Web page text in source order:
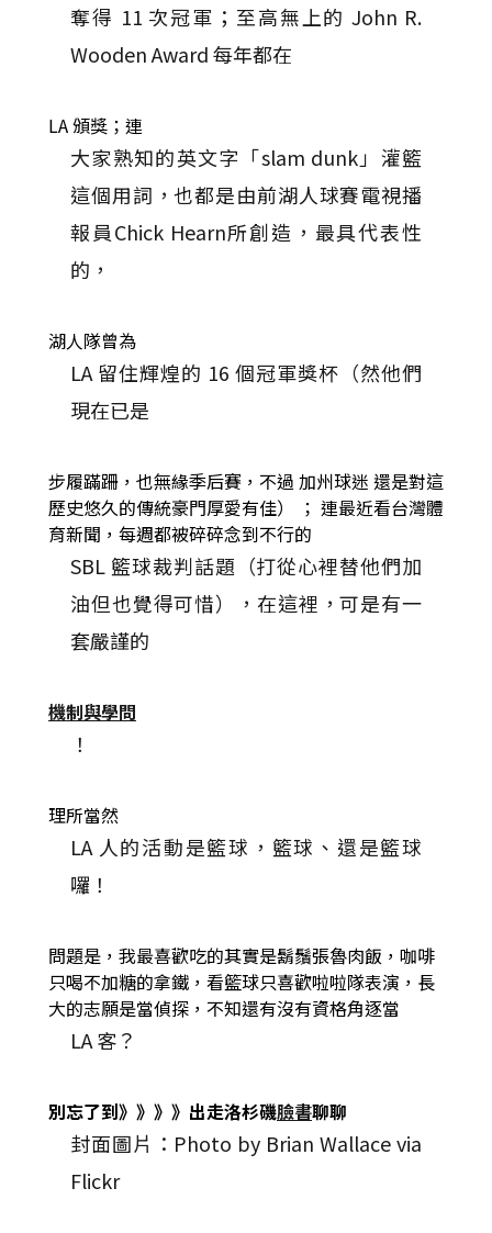
奪得 11 次冠軍；至高無上的 John R.
Wooden Award 每年都在
LA 頒獎；連
大家熟知的英文字「slam dunk」灌籃
這個用詞，也都是由前湖人球賽電視播
報員Chick Hearn所創造，最具代表性
的，
湖人隊曾為
LA 留住輝煌的 16 個冠軍獎杯（然他們
現在已是
步履蹣跚，也無緣季后賽，不過 加州球迷 還是對這
歷史悠久的傳統豪門厚愛有佳）
； 連最近看台灣體
育新聞，每週都被碎碎念到不行的
SBL 籃球裁判話題（打從心裡替他們加
油但也覺得可惜），在這裡，可是有一
套嚴謹的
機制與學問
！
理所當然
LA 人的活動是籃球，籃球、還是籃球
囉！
問題是，我最喜歡吃的其實是鬍鬚張魯肉飯，咖啡
只喝不加糖的拿鐵，看籃球只喜歡啦啦隊表演，長
大的志願是當偵探，不知還有沒有資格角逐當
LA 客？
別忘了到》》》》出走洛杉磯臉書聊聊
封面圖片：Photo by Brian Wallace via
Flickr